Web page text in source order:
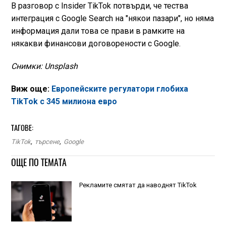
В разговор с Insider TikTok потвърди, че тества
интеграция с Google Search на "някои пазари", но няма
информация дали това се прави в рамките на
някакви финансови договорености с Google.
Снимки: Unsplash
Виж още: Европейските регулатори глобиха
TikTok с 345 милиона евро
ТАГОВЕ:
TikTok, търсене, Google
ОЩЕ ПО ТЕМАТА
Рекламите смятат да наводнят TikTok